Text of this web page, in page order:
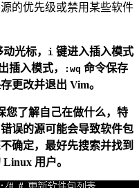
的优先级或禁用某些软件
光标， i 键进入插入模式
插入模式， :wq 命令保存
更改并退出 Vim。
您了解自己在做什么，特
误的源可能会导致软件包
确定，最好先搜索并找到
用户。